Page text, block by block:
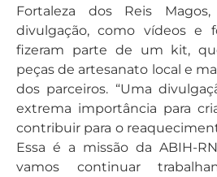
Fortaleza dos Reis
divulgação, como vídeos e
fizeram parte de um kit,
peças de artesanato local e
dos parceiros. “Uma
extrema importância para
contribuir para o
Essa é a missão da ABIH-
vamos continuar